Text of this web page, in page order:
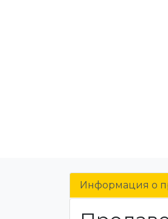
Информация о